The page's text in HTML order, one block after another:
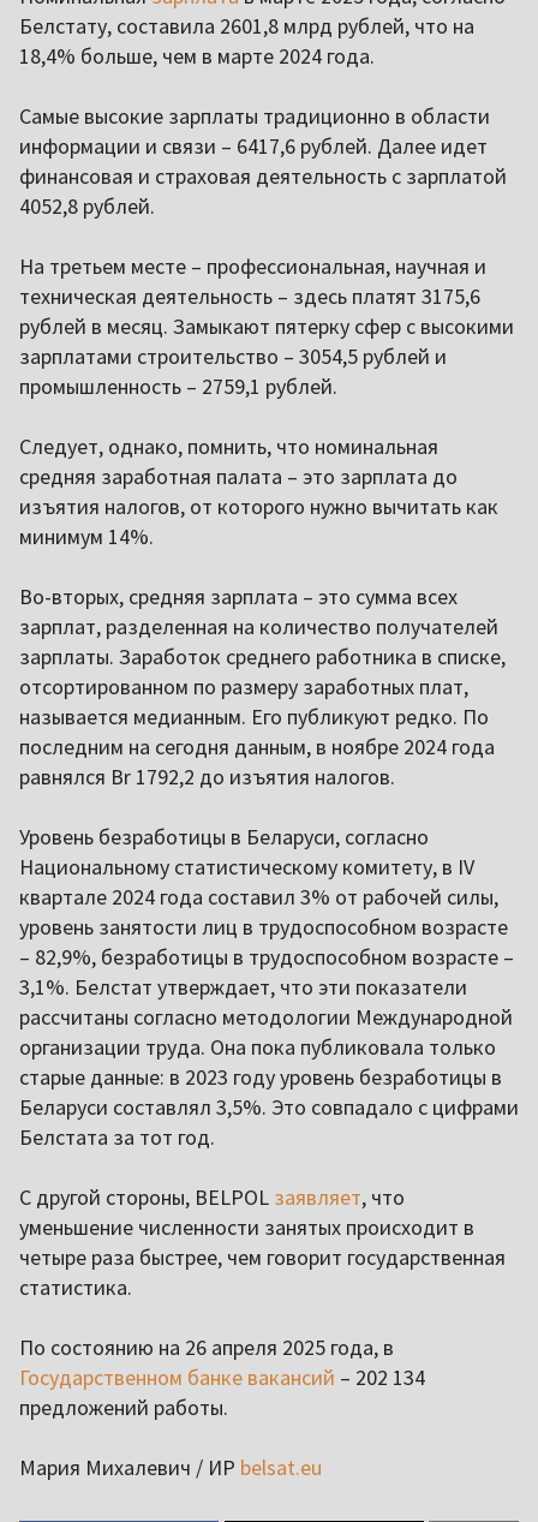
Белстату, составила 2601,8 млрд рублей, что на
18,4% больше, чем в марте 2024 года.
Самые высокие зарплаты традиционно в области
информации и связи – 6417,6 рублей. Далее идет
финансовая и страховая деятельность с зарплатой
4052,8 рублей.
На третьем месте – профессиональная, научная и
техническая деятельность – здесь платят 3175,6
рублей в месяц. Замыкают пятерку сфер с высокими
зарплатами строительство – 3054,5 рублей и
промышленность – 2759,1 рублей.
Следует, однако, помнить, что номинальная
средняя заработная палата – это зарплата до
изъятия налогов, от которого нужно вычитать как
минимум 14%.
Во-вторых, средняя зарплата – это сумма всех
зарплат, разделенная на количество получателей
зарплаты. Заработок среднего работника в списке,
отсортированном по размеру заработных плат,
называется медианным. Его публикуют редко. По
последним на сегодня данным, в ноябре 2024 года
равнялся Br 1792,2 до изъятия налогов.
Уровень безработицы в Беларуси, согласно
Национальному статистическому комитету, в IV
квартале 2024 года составил 3% от рабочей силы,
уровень занятости лиц в трудоспособном возрасте
– 82,9%, безработицы в трудоспособном возрасте –
3,1%. Белстат утверждает, что эти показатели
рассчитаны согласно методологии Международной
организации труда. Она пока публиковала только
старые данные: в 2023 году уровень безработицы в
Беларуси составлял 3,5%. Это совпадало с цифрами
Белстата за тот год.
С другой стороны, BELPOL заявляет, что
уменьшение численности занятых происходит в
четыре раза быстрее, чем говорит государственная
статистика.
По состоянию на 26 апреля 2025 года, в
Государственном банке вакансий – 202 134
предложений работы.
Мария Михалевич / ИР belsat.eu